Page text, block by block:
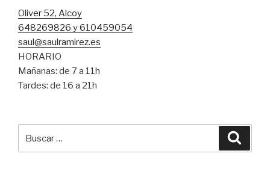
Oliver 52, Alcoy
648269826 y 610459054
saul@saulramirez.es
HORARIO
Mañanas: de 7 a 11h
Tardes: de 16 a 21h